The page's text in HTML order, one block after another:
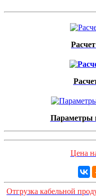
Параметры
Цена
Отгрузка кабельной